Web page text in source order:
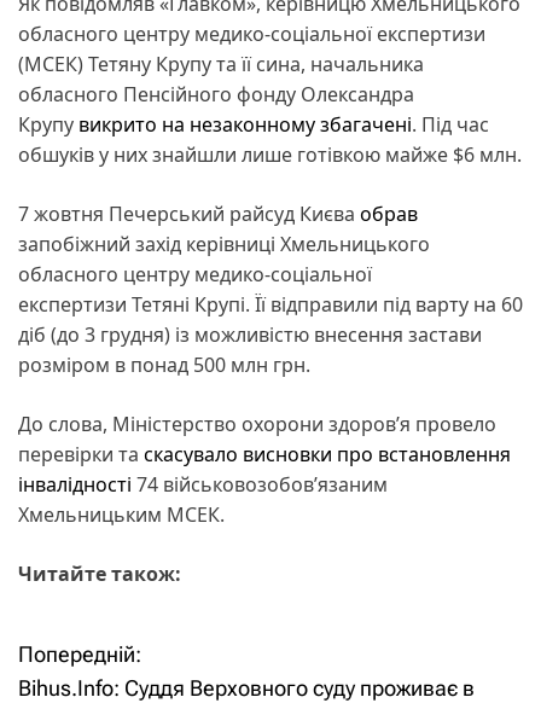
обласного центру медико-соціальної експертизи
(МСЕК) Тетяну Крупу та її сина, начальника
обласного Пенсійного фонду Олександра
Крупу викрито на незаконному збагачені. Під час
обшуків у них знайшли лише готівкою майже $6 млн.
7 жовтня Печерський райсуд Києва обрав
запобіжний захід керівниці Хмельницького
обласного центру медико-соціальної
експертизи Тетяні Крупі. Її відправили під варту на 60
діб (до 3 грудня) із можливістю внесення застави
розміром в понад 500 млн грн.
До слова, Міністерство охорони здоровʼя провело
перевірки та скасувало висновки про встановлення
інвалідності 74 військовозобовʼязаним
Хмельницьким МСЕК.
Читайте також:
Н
Попередній:
Bihus.Info: Суддя Верховного суду проживає в